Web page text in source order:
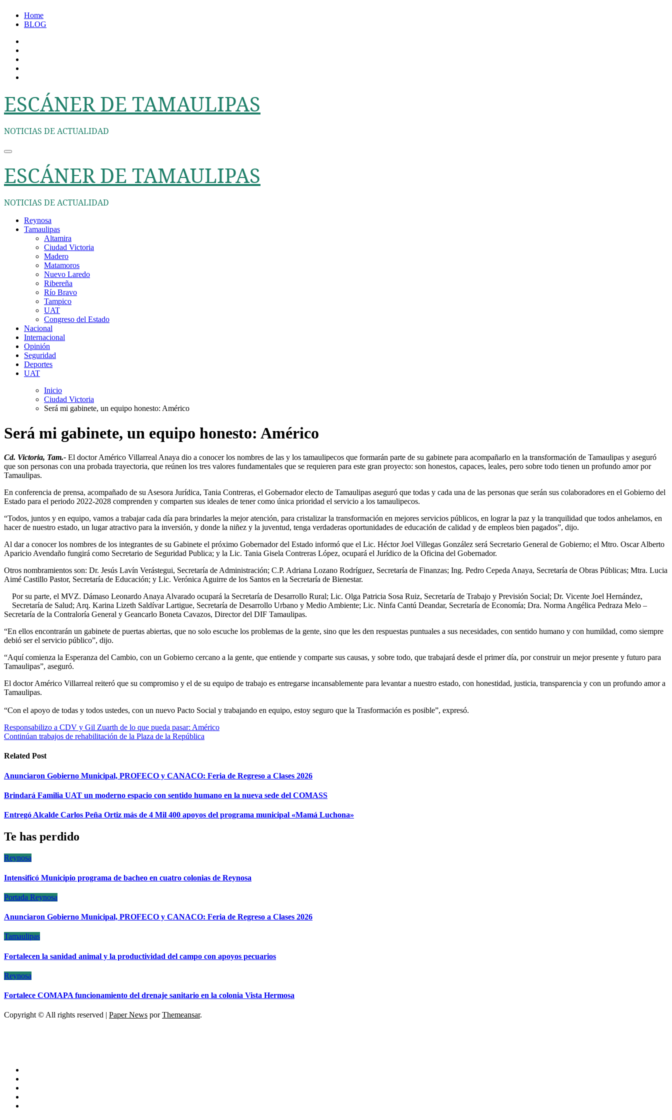
Home
BLOG
ESCÁNER DE TAMAULIPAS
NOTICIAS DE ACTUALIDAD
ESCÁNER DE TAMAULIPAS
NOTICIAS DE ACTUALIDAD
Reynosa
Tamaulipas
Altamira
Ciudad Victoria
Madero
Matamoros
Nuevo Laredo
Ribereña
Río Bravo
Tampico
UAT
Congreso del Estado
Nacional
Internacional
Opinión
Seguridad
Deportes
UAT
Inicio
Ciudad Victoria
Será mi gabinete, un equipo honesto: Américo
Será mi gabinete, un equipo honesto: Américo
Cd. Victoria, Tam.- El doctor Américo Villarreal Anaya dio a conocer los nombres de las y los tamaulipecos que formarán parte de su gabinete para acompañarlo en la transformación de Tamaulipas y aseguró
que son personas con una probada trayectoria, que reúnen los tres valores fundamentales que se requieren para este gran proyecto: son honestos, capaces, leales, pero sobre todo tienen un profundo amor por
Tamaulipas.
En conferencia de prensa, acompañado de su Asesora Jurídica, Tania Contreras, el Gobernador electo de Tamaulipas aseguró que todas y cada una de las personas que serán sus colaboradores en el Gobierno del
Estado para el periodo 2022-2028 comprenden y comparten sus ideales de tener como única prioridad el servicio a los tamaulipecos.
“Todos, juntos y en equipo, vamos a trabajar cada día para brindarles la mejor atención, para cristalizar la transformación en mejores servicios públicos, en lograr la paz y la tranquilidad que todos anhelamos, en
hacer de nuestro estado, un lugar atractivo para la inversión, y donde la niñez y la juventud, tenga verdaderas oportunidades de educación de calidad y de empleos bien pagados”, dijo.
Al dar a conocer los nombres de los integrantes de su Gabinete el próximo Gobernador del Estado informó que el Lic. Héctor Joel Villegas González será Secretario General de Gobierno; el Mtro. Oscar Alberto
Aparicio Avendaño fungirá como Secretario de Seguridad Publica; y la Lic. Tania Gisela Contreras López, ocupará el Jurídico de la Oficina del Gobernador.
Otros nombramientos son: Dr. Jesús Lavín Verástegui, Secretaría de Administración; C.P. Adriana Lozano Rodríguez, Secretaría de Finanzas; Ing. Pedro Cepeda Anaya, Secretaría de Obras Públicas; Mtra. Lucia
Aimé Castillo Pastor, Secretaría de Educación; y Lic. Verónica Aguirre de los Santos en la Secretaría de Bienestar.
Por su parte, el MVZ. Dámaso Leonardo Anaya Alvarado ocupará la Secretaría de Desarrollo Rural; Lic. Olga Patricia Sosa Ruiz, Secretaría de Trabajo y Previsión Social; Dr. Vicente Joel Hernández,
Secretaría de Salud; Arq. Karina Lizeth Saldívar Lartigue, Secretaría de Desarrollo Urbano y Medio Ambiente; Lic. Ninfa Cantú Deandar, Secretaría de Economía; Dra. Norma Angélica Pedraza Melo –
Secretaría de la Contraloría General y Geancarlo Boneta Cavazos, Director del DIF Tamaulipas.
“En ellos encontrarán un gabinete de puertas abiertas, que no solo escuche los problemas de la gente, sino que les den respuestas puntuales a sus necesidades, con sentido humano y con humildad, como siempre
debió ser el servicio público”, dijo.
“Aquí comienza la Esperanza del Cambio, con un Gobierno cercano a la gente, que entiende y comparte sus causas, y sobre todo, que trabajará desde el primer día, por construir un mejor presente y futuro para
Tamaulipas”, aseguró.
El doctor Américo Villarreal reiteró que su compromiso y el de su equipo de trabajo es entregarse incansablemente para levantar a nuestro estado, con honestidad, justicia, transparencia y con un profundo amor a
Tamaulipas.
“Con el apoyo de todas y todos ustedes, con un nuevo Pacto Social y trabajando en equipo, estoy seguro que la Trasformación es posible”, expresó.
Navegación
de
entradas
Responsabilizo a CDV y Gil Zuarth de lo que pueda pasar: Américo
Continúan trabajos de rehabilitación de la Plaza de la República
Related Post
Anunciaron Gobierno Municipal, PROFECO y CANACO: Feria de Regreso a Clases 2026
Brindará Familia UAT un moderno espacio con sentido humano en la nueva sede del COMASS
Entregó Alcalde Carlos Peña Ortiz más de 4 Mil 400 apoyos del programa municipal «Mamá Luchona»
Te has perdido
Reynosa
Intensificó Municipio programa de bacheo en cuatro colonias de Reynosa
Portada Reynosa
Anunciaron Gobierno Municipal, PROFECO y CANACO: Feria de Regreso a Clases 2026
Tamaulipas
Fortalecen la sanidad animal y la productividad del campo con apoyos pecuarios
Reynosa
Fortalece COMAPA funcionamiento del drenaje sanitario en la colonia Vista Hermosa
Copyright © All rights reserved | Paper News porThemeansar.